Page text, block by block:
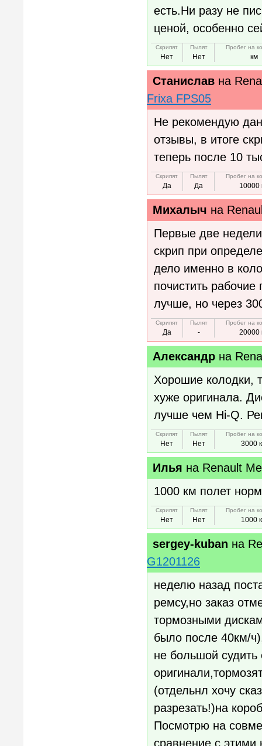
есть.Ни разу не
ценой, особенно
Скрипят
Нет
Пылят
Нет
Пробег на
км
Станислав на
Frixa FPS05
Не рекомендую
отзывы, в итоге
теперь после 10
Скрипят
Да
Пылят
Да
Пробег на
10000
Михалыч на
Первые две
скрип при
дело именно в
почистить
лучше, но через
Скрипят
Да
Пылят
-
Пробег на
20000
Александр на
Хорошие колодки,
хуже оригинала.
лучше чем Hi-Q.
Скрипят
Нет
Пылят
Нет
Пробег на
3000
Илья на Renault
1000 км полет
Скрипят
Нет
Пылят
Нет
Пробег на
1000
sergey-kuban на
G1201126
неделю назад
ремсу,но заказ
тормозными
было после 40км/
не большой
(отдельнл хочу
разрезать!)на
Посмотрю на
сравнение с